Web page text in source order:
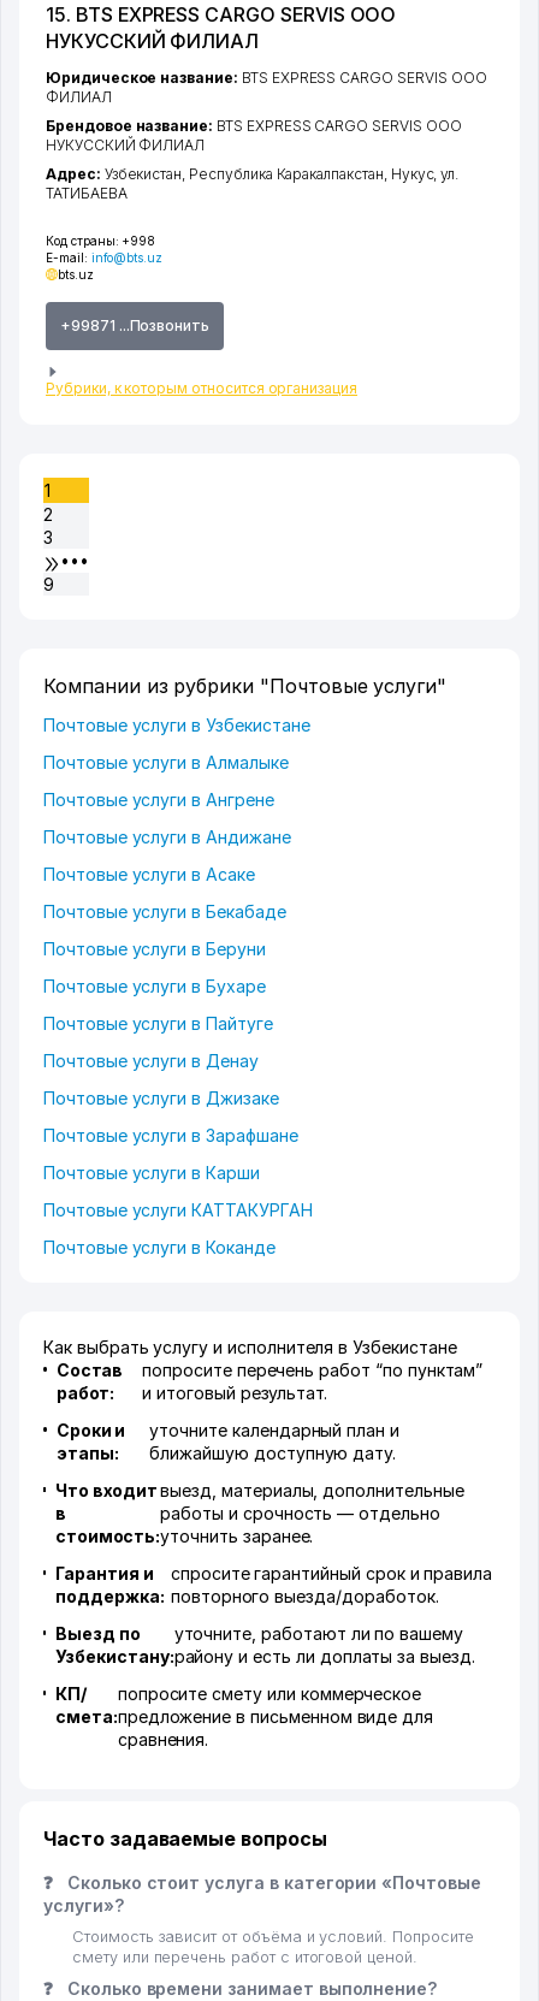
15. BTS EXPRESS CARGO SERVIS ООО
НУКУССКИЙ ФИЛИАЛ
Код страны: +998
E-mail: info@bts.uz
bts.uz
+99871 ...Позвонить
Рубрики, к которым относится организация
Юридическое название: BTS EXPRESS CARGO SERVIS ООО
ФИЛИАЛ
Брендовое название: BTS EXPRESS CARGO SERVIS ООО
НУКУССКИЙ ФИЛИАЛ
Адрес: Узбекистан, Республика Каракалпакстан Нукус,ул.
ТАТИБАЕВА
1
2
3
•••
9
Компании из рубрики "Почтовые услуги"
Почтовые услуги в Узбекистане
Почтовые услуги в Алмалыке
Почтовые услуги в Ангрене
Почтовые услуги в Андижане
Почтовые услуги в Асаке
Почтовые услуги в Бекабаде
Почтовые услуги в Беруни
Почтовые услуги в Бухаре
Почтовые услуги в Пайтуге
Почтовые услуги в Денау
Почтовые услуги в Джизаке
Почтовые услуги в Зарафшане
Почтовые услуги в Карши
Почтовые услуги КАТТАКУРГАН
Почтовые услуги в Коканде
Как выбрать услугу и исполнителя в Узбекистане
Состав
работ:
попросите перечень работ “по пунктам”
и итоговый результат.
Сроки и
этапы:
уточните календарный план и
ближайшую доступную дату.
Что входит
в
стоимость:
выезд, материалы, дополнительные
работы и срочность — отдельно
уточнить заранее.
Гарантия и
поддержка:
спросите гарантийный срок и правила
повторного выезда/доработок.
Выезд по
Узбекистану:
уточните, работают ли по вашему
району и есть ли доплаты за выезд.
КП/
смета:
попросите смету или коммерческое
предложение в письменном виде для
сравнения.
Часто задаваемые вопросы
❓
Сколько стоит услуга в категории «Почтовые
услуги»?
Стоимость зависит от объёма и условий. Попросите
смету или перечень работ с итоговой ценой.
❓ Сколько времени занимает выполнение?